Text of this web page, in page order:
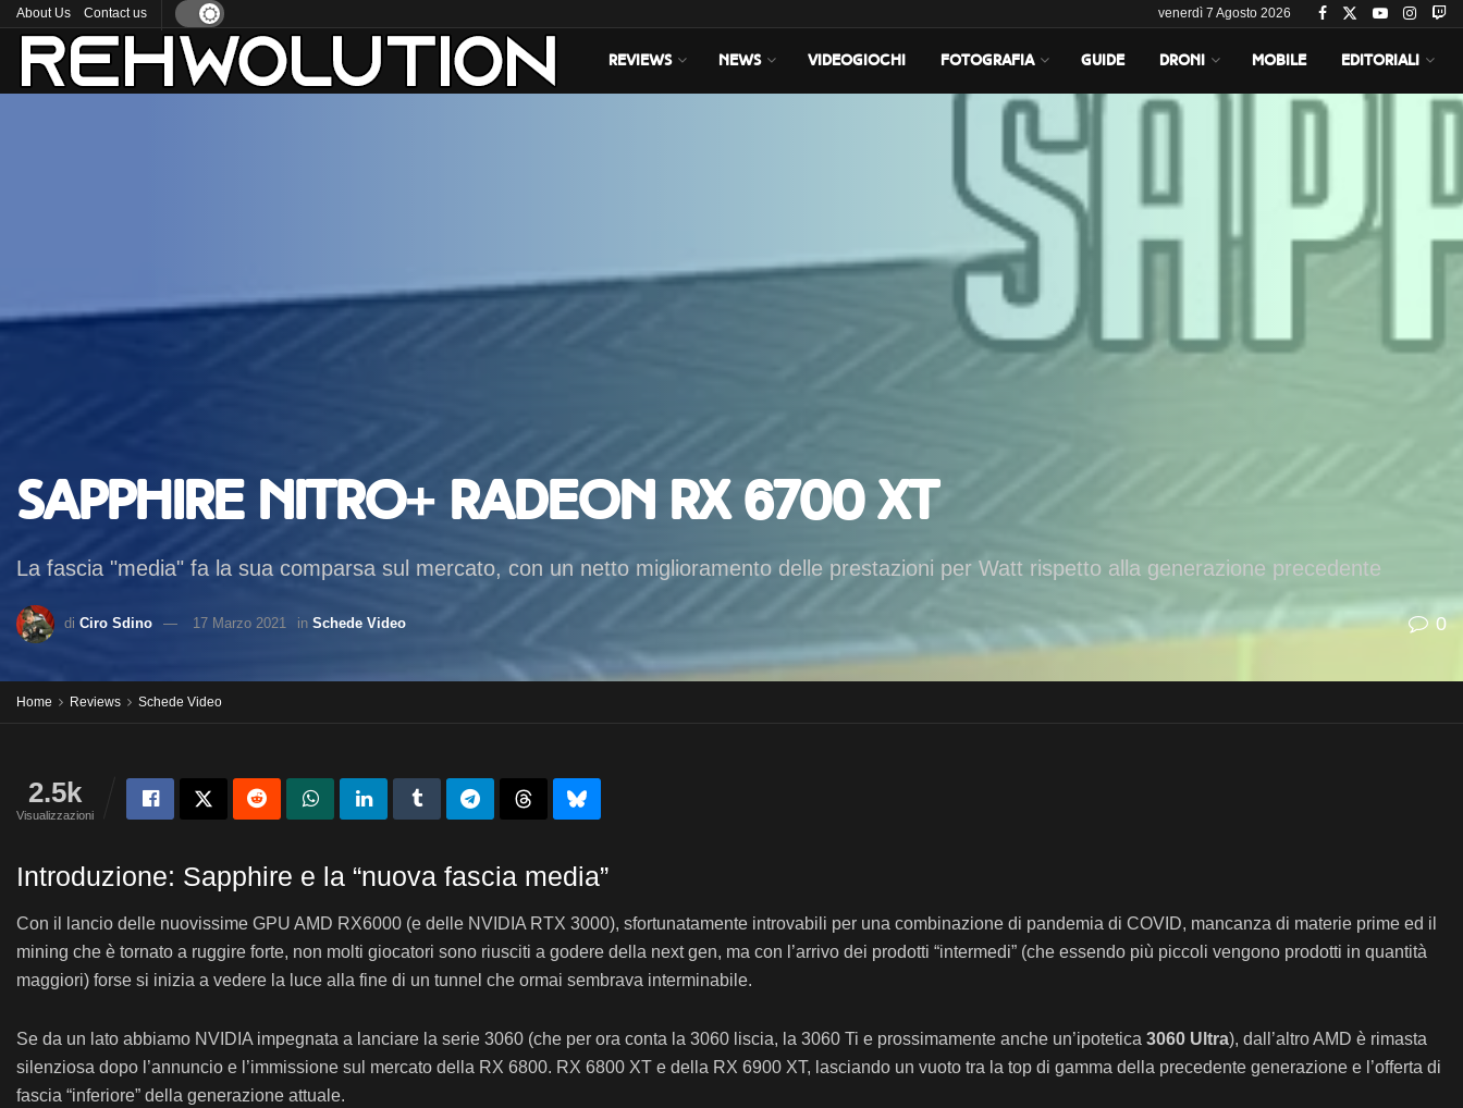
About Us Contact us venerdì 7 Agosto 2026
REVIEWS NEWS VIDEOGIOCHI FOTOGRAFIA GUIDE DRONI MOBILE EDITORIALI
Sapphire NITRO+ Radeon RX 6700 XT
La fascia "media" fa la sua comparsa sul mercato, con un netto miglioramento delle prestazioni per Watt rispetto alla generazione precedente
di Ciro Sdino 17 Marzo 2021 in Schede Video 0
Home Reviews Schede Video
2.5k
Visualizzazioni
Introduzione: Sapphire e la “nuova fascia media”
Con il lancio delle nuovissime GPU AMD RX6000 (e delle NVIDIA RTX 3000), sfortunatamente introvabili per una combinazione di pandemia di COVID, mancanza di materie prime ed il
mining che è tornato a ruggire forte, non molti giocatori sono riusciti a godere della next gen, ma con l’arrivo dei prodotti “intermedi” (che essendo più piccoli vengono prodotti in quantità
maggiori) forse si inizia a vedere la luce alla fine di un tunnel che ormai sembrava interminabile.
Se da un lato abbiamo NVIDIA impegnata a lanciare la serie 3060 (che per ora conta la 3060 liscia, la 3060 Ti e prossimamente anche un’ipotetica 3060 Ultra), dall’altro AMD è rimasta
silenziosa dopo l’annuncio e l’immissione sul mercato della RX 6800. RX 6800 XT e della RX 6900 XT, lasciando un vuoto tra la top di gamma della precedente generazione e l’offerta di
fascia “inferiore” della generazione attuale.